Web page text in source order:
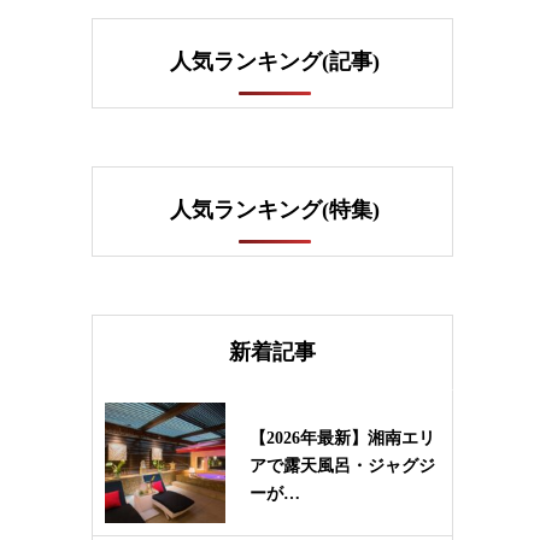
人気ランキング(記事)
人気ランキング(特集)
新着記事
【2026年最新】湘南エリ
アで露天風呂・ジャグジ
ーが…